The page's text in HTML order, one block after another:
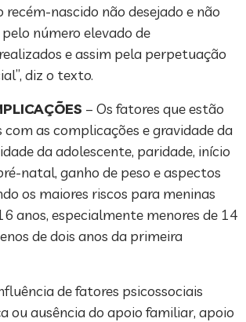
recém-nascido não desejado e não
número elevado de
e assim pela perpetuação
diz o texto.
– Os fatores que estão
as complicações e gravidade da
da adolescente, paridade, início
natal, ganho de peso e aspectos
os maiores riscos para meninas
anos, especialmente menores de 14
de dois anos da primeira
de fatores psicossociais
ou ausência do apoio familiar, apoio